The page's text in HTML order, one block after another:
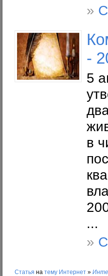
»
-
5
в
...
»
Статья на тему Интернет »